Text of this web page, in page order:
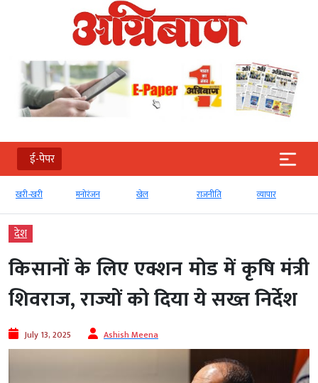
ई-पेपर
खरी-खरी मनोरंजन खेल राजनीति व्‍यापार
देश
किसानों के लिए एक्शन मोड में कृषि मंत्री
शिवराज, राज्यों को दिया ये सख्त निर्देश
July 13, 2025 Ashish Meena